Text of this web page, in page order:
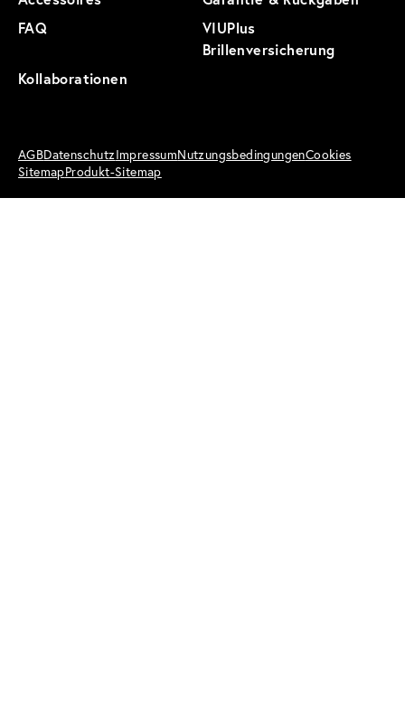
FAQ
VIUPlus
Brillenversicherung
Kollaborationen
AGBDatenschutzImpressumNutzungsbedingungenCookies
SitemapProdukt-Sitemap